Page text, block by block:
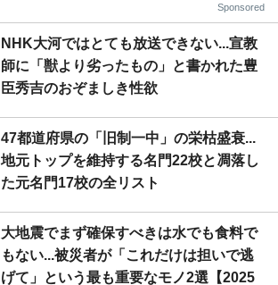
Sponsored
NHK大河ではとても放送できない...宣教
師に「獣より劣ったもの」と書かれた豊
臣秀吉のおぞましき性欲
47都道府県の「旧制一中」の栄枯盛衰...
地元トップを維持する名門22校と凋落し
た元名門17校の全リスト
大地震でまず確保すべきは水でも食料で
もない...被災者が「これだけは担いで逃
げて」という最も重要なモノ2選【2025